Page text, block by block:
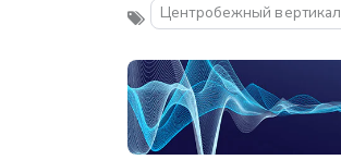
Центробежный